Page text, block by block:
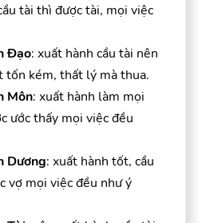
tài thì được tài, mọi việc
Đạo: xuất hành cầu tài nên
tốn kém, thất lý mà thua.
Môn: xuất hành làm mọi
ước thấy mọi việc đều
Dương: xuất hành tốt, cầu
vợ mọi việc đều như ý